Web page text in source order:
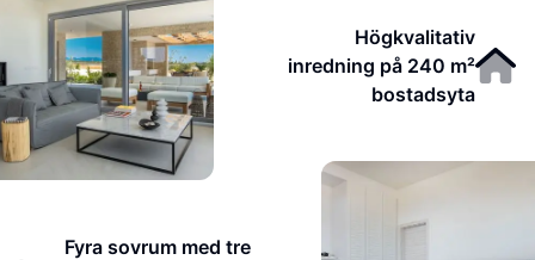
Högkvalitativ
inredning på 240 m²
bostadsyta
Fyra sovrum med tre